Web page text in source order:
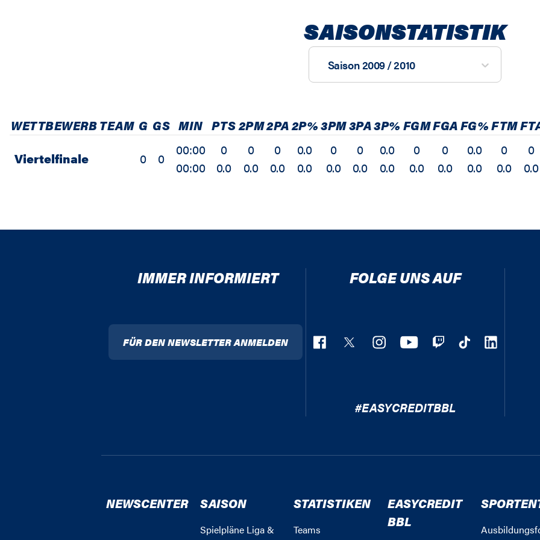
SAISONSTATISTIK
Saison 2009 / 2010
WETTBEWERBTEAM G GS MIN PTS2PM2PA2P%3PM3PA3P% FGMFGAFG%FTM
Viertelfinale
0 0
00:00
00:00
0
0.0
0
0.0
0
0.0
0.0
0.0
0
0.0
0
0.0
0.0
0.0
0
0.0
0
0.0
0.0
0.0
0
0.0
0
0.0
IMMER INFORMIERT
FÜR DEN NEWSLETTER ANMELDEN
FOLGE UNS AUF
#EASYCREDITBBL
NEWSCENTER SAISON
Spielpläne Liga &
STATISTIKEN
Teams
EASYCREDIT
BBL